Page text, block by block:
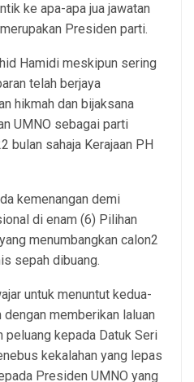
ke apa-apa jua jawatan
Presiden parti.
Hamidi meskipun sering
telah berjaya
hikmah dan bijaksana
UMNO sebagai parti
bulan sahaja Kerajaan PH
kemenangan demi
di enam (6) Pilihan
menumbangkan calon2
sepah dibuang.
untuk menuntut kedua-
memberikan laluan
peluang kepada Datuk Seri
kekalahan yang lepas
Presiden UMNO yang